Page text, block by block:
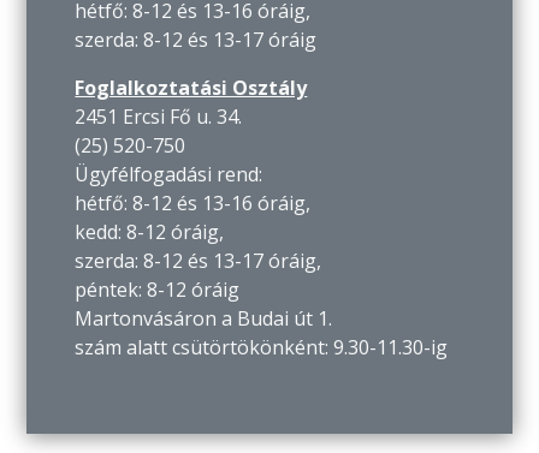
hétfő: 8-12 és 13-16 óráig,
szerda: 8-12 és 13-17 óráig
Foglalkoztatási Osztály
2451 Ercsi Fő u. 34.
(25) 520-750
Ügyfélfogadási rend:
hétfő: 8-12 és 13-16 óráig,
kedd: 8-12 óráig,
szerda: 8-12 és 13-17 óráig,
péntek: 8-12 óráig
Martonvásáron a Budai út 1.
szám alatt csütörtökönként: 9.30-11.30-ig